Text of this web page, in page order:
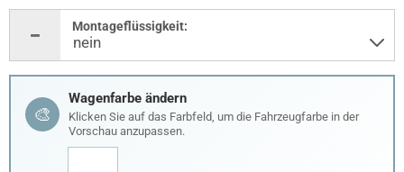
Montageflüssigkeit:
🎨
Wagenfarbe ändern
Klicken Sie auf das Farbfeld, um die Fahrzeugfarbe in der
Vorschau anzupassen.